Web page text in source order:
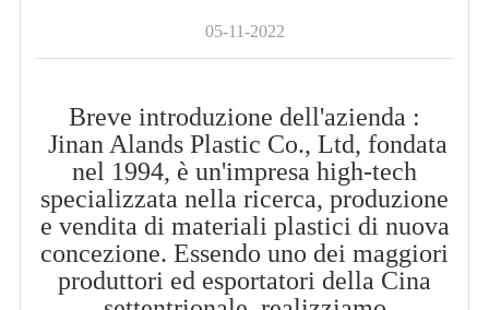
05-11-2022
Breve introduzione dell'azienda :
Jinan Alands Plastic Co., Ltd, fondata
nel 1994, è un'impresa high-tech
specializzata nella ricerca, produzione
e vendita di materiali plastici di nuova
concezione. Essendo uno dei maggiori
produttori ed esportatori della Cina